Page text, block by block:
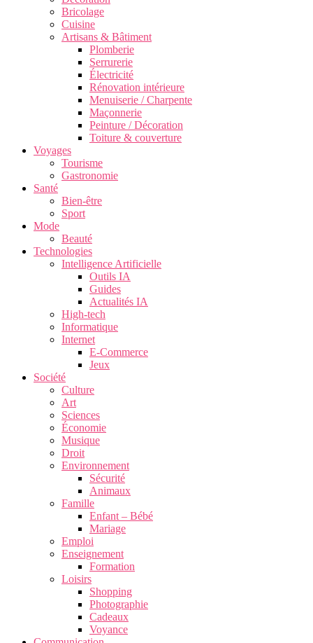
Bricolage
Cuisine
Artisans & Bâtiment
Plomberie
Serrurerie
Électricité
Rénovation intérieure
Menuiserie / Charpente
Maçonnerie
Peinture / Décoration
Toiture & couverture
Voyages
Tourisme
Gastronomie
Santé
Bien-être
Sport
Mode
Beauté
Technologies
Intelligence Artificielle
Outils IA
Guides
Actualités IA
High-tech
Informatique
Internet
E-Commerce
Jeux
Société
Culture
Art
Sciences
Économie
Musique
Droit
Environnement
Sécurité
Animaux
Famille
Enfant – Bébé
Mariage
Emploi
Enseignement
Formation
Loisirs
Shopping
Photographie
Cadeaux
Voyance